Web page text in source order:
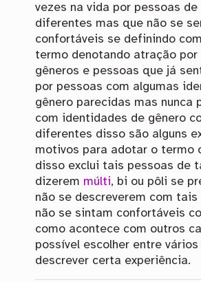
vezes na vida por pessoas de
diferentes mas que não se
confortáveis se definindo
termo denotando atração por
gêneros e pessoas que já
por pessoas com algumas
gênero parecidas mas nunca
com identidades de gênero
diferentes disso são alguns
motivos para adotar o termo
disso exclui tais pessoas de
dizerem múlti, bi ou pôli se
não se descreverem com
não se sintam confortáveis
como acontece com outros
possível escolher entre
descrever certa experiência.